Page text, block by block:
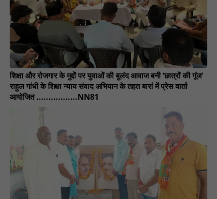
शिक्षा और रोजगार के मुद्दों पर युवाओं की बुलंद आवाज बनी ‘छात्रों की गूंज’
राहुल गांधी के शिक्षा न्याय संवाद अभियान के तहत बारां में प्रेस वार्ता
आयोजित .................NN81